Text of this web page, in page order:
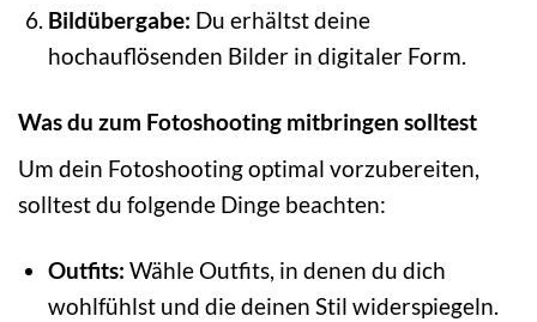
Bildübergabe: Du erhältst deine
hochauflösenden Bilder in digitaler Form.
Was du zum Fotoshooting mitbringen solltest
Um dein Fotoshooting optimal vorzubereiten,
solltest du folgende Dinge beachten:
Outfits: Wähle Outfits, in denen du dich
wohlfühlst und die deinen Stil widerspiegeln.